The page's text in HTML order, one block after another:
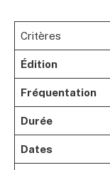
Critères
Édition
Fréquentation
Durée
Dates